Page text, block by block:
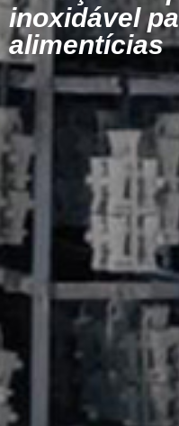
inoxidável
alimentícias